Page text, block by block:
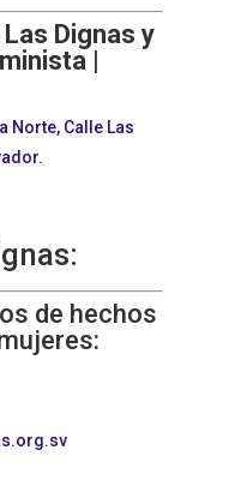
Dignas y
|
Norte, Calle Las
de hechos